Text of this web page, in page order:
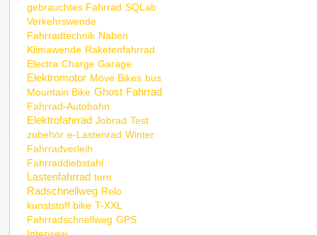
gebrauchtes Fahrrad SQLab
Verkehrswende
Fahrradtechnik Naben
Klimawende Raketenfahrrad
Electra Charge Garage
Elektromotor Möve Bikes bus
Mountain Bike Ghost Fahrrad
Fahrrad-Autobahn
Elektrofahrrad Jobrad Test
zubehör e-Lastenrad Winter
Fahrradverleih
Fahrraddiebstahl
Lastenfahrrad tern
Radschnellweg Relo
kunststoff bike T-XXL
Fahrradschnellweg GPS